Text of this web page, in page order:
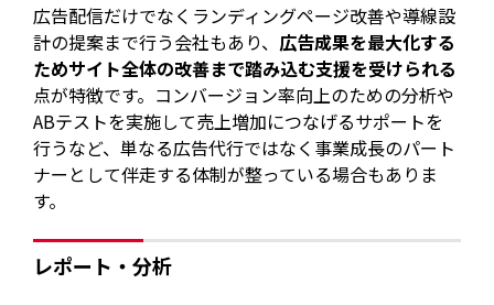
広告配信だけでなくランディングページ改善や導線設
計の提案まで行う会社もあり、 広告成果を最大化する
ためサイト全体の改善まで踏み込む支援を受けられる
点が特徴です。コンバージョン率向上のための分析や
ABテストを実施して売上増加につなげるサポートを
行うなど、単なる広告代行ではなく事業成長のパート
ナーとして伴走する体制が整っている場合もありま
す。
レポート・分析